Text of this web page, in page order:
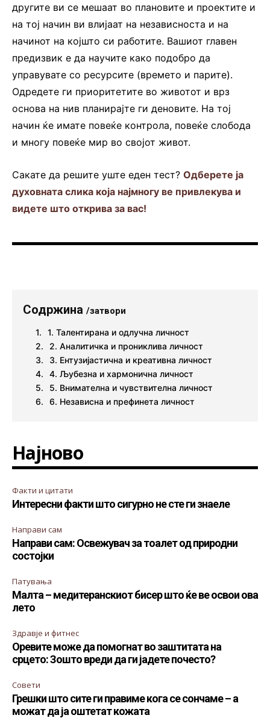
другите ви се мешаат во плановите и проектите и
на тој начин ви влијаат на независноста и на
начинот на којшто си работите. Вашиот главен
предизвик е да научите како подобро да
управувате со ресурсите (времето и парите).
Одредете ги приоритетите во животот и врз
основа на нив планирајте ги деновите. На тој
начин ќе имате повеќе контрола, повеќе слобода
и многу повеќе мир во својот живот.
Сакате да решите уште еден тест? Одберете ја
духовната слика која најмногу ве привлекува и
видете што открива за вас!
Содржина /затвори
1. Талентирана и одлучна личност
2. Аналитичка и прониклива личност
3. Ентузијастична и креативна личност
4. Љубезна и хармонична личност
5. Внимателна и чувствителна личност
6. Независна и префинета личност
Најново
Факти и цитати
Интересни факти што сигурно не сте ги знаеле
Направи сам
Направи сам: Освежувач за тоалет од природни
состојки
Патувања
Малта – медитеранскиот бисер што ќе ве освои ова
лето
Здравје и фитнес
Оревите може да помогнат во заштитата на
срцето: Зошто вреди да ги јадете почесто?
Совети
Грешки што сите ги правиме кога се сончаме – а
можат да ја оштетат кожата